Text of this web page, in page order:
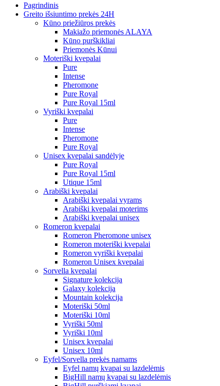
Pagrindinis
Greito išsiuntimo prekės 24H
Kūno priežiūros prekės
Makiažo priemonės ALAYA
Kūno purškikliai
Priemonės Kūnui
Moteriški kvepalai
Pure
Intense
Pheromone
Pure Royal
Pure Royal 15ml
Vyriški kvepalai
Pure
Intense
Pheromone
Pure Royal
Unisex kvepalai sandėlyje
Pure Royal
Pure Royal 15ml
Utique 15ml
Arabiški kvepalai
Arabiški kvepalai vyrams
Arabiški kvepalai moterims
Arabiški kvepalai unisex
Romeron kvepalai
Romeron Pheromone unisex
Romeron moteriški kvepalai
Romeron vyriški kvepalai
Romeron Unisex kvepalai
Sorvella kvepalai
Signature kolekcija
Galaxy kolekcija
Mountain kolekcija
Moteriški 50ml
Moteriški 10ml
Vyriški 50ml
Vyriški 10ml
Unisex kvepalai
Unisex 10ml
Eyfel/Sorvella prekės namams
Eyfel namų kvapai su lazdelėmis
BigHill namų kvapai su lazdelėmis